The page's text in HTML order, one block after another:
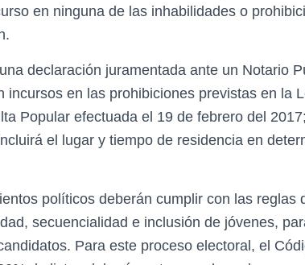
en ninguna de las inhabilidades o
declaración juramentada ante un Notario
incursos en las prohibiciones previstas en la
Popular efectuada el 19 de febrero del
el lugar y tiempo de residencia en
políticos deberán cumplir con las reglas
secuencialidad e inclusión de jóvenes,
Para este proceso electoral, el